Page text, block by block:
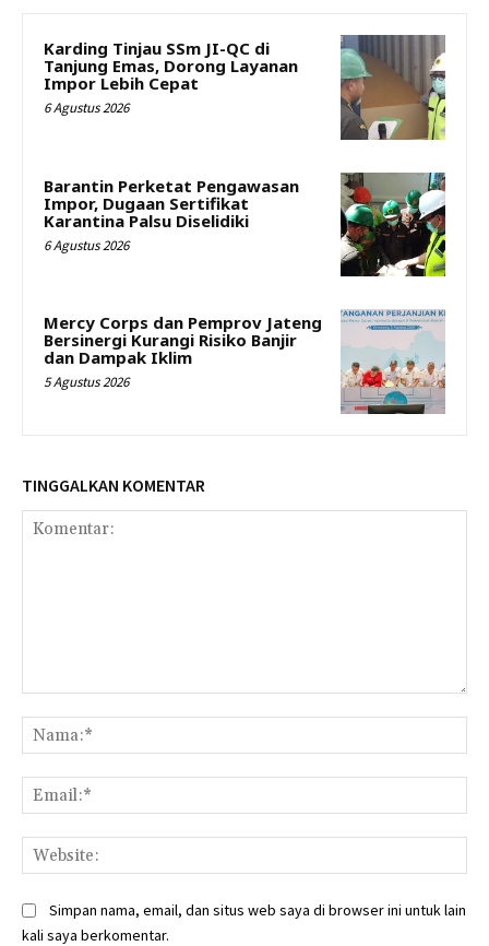
Karding Tinjau SSm JI-QC di
Tanjung Emas, Dorong Layanan
Impor Lebih Cepat
6 Agustus 2026
Barantin Perketat Pengawasan
Impor, Dugaan Sertifikat
Karantina Palsu Diselidiki
6 Agustus 2026
Mercy Corps dan Pemprov Jateng
Bersinergi Kurangi Risiko Banjir
dan Dampak Iklim
5 Agustus 2026
TINGGALKAN KOMENTAR
Simpan nama, email, dan situs web saya di browser ini untuk lain
kali saya berkomentar.